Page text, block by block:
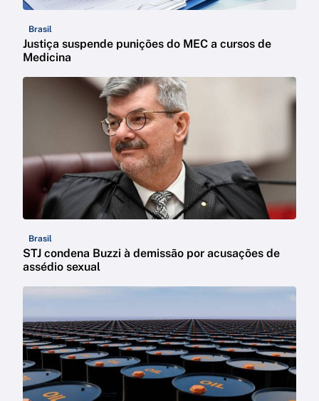
Brasil
Justiça suspende punições do MEC a cursos de
Medicina
Brasil
STJ condena Buzzi à demissão por acusações de
assédio sexual